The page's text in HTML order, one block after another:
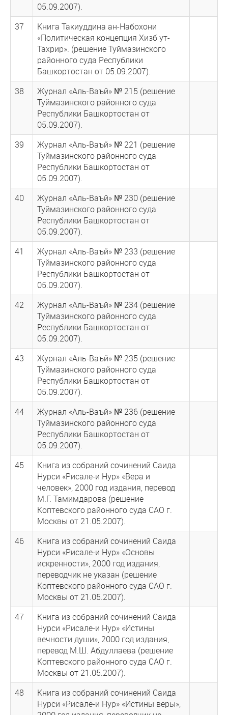
05.09.2007).
37
Книга Такиуддина ан-Набохони
«Политическая концепция Хизб ут-
Тахрир». (решение Туймазинского
районного суда Республики
Башкортостан от 05.09.2007).
38
Журнал «Аль-Ваъй» № 215 (решение
Туймазинского районного суда
Республики Башкортостан от
05.09.2007).
39
Журнал «Аль-Ваъй» № 221 (решение
Туймазинского районного суда
Республики Башкортостан от
05.09.2007).
40
Журнал «Аль-Ваъй» № 230 (решение
Туймазинского районного суда
Республики Башкортостан от
05.09.2007).
41
Журнал «Аль-Ваъй» № 233 (решение
Туймазинского районного суда
Республики Башкортостан от
05.09.2007).
42
Журнал «Аль-Ваъй» № 234 (решение
Туймазинского районного суда
Республики Башкортостан от
05.09.2007).
43
Журнал «Аль-Ваъй» № 235 (решение
Туймазинского районного суда
Республики Башкортостан от
05.09.2007).
44
Журнал «Аль-Ваъй» № 236 (решение
Туймазинского районного суда
Республики Башкортостан от
05.09.2007).
45
Книга из собраний сочинений Саида
Нурси «Рисале-и Нур» «Вера и
человек», 2000 год издания, перевод
М.Г. Тамимдарова (решение
Коптевского районного суда САО г.
Москвы от 21.05.2007).
46
Книга из собраний сочинений Саида
Нурси «Рисале-и Нур» «Основы
искренности», 2000 год издания,
переводчик не указан (решение
Коптевского районного суда САО г.
Москвы от 21.05.2007).
47
Книга из собраний сочинений Саида
Нурси «Рисале-и Нур» «Истины
вечности души», 2000 год издания,
перевод М.Ш. Абдуллаева (решение
Коптевского районного суда САО г.
Москвы от 21.05.2007).
48
Книга из собраний сочинений Саида
Нурси «Рисале-и Нур» «Истины веры»,